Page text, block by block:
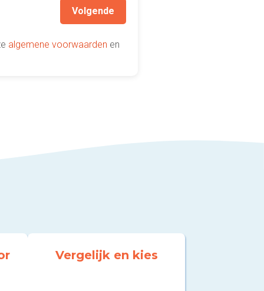
Volgende
algemene voorwaarden en
Vergelijk en kies